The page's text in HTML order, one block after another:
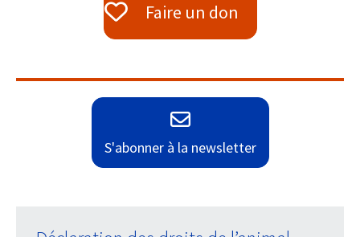
Faire un don
S'abonner à la newsletter